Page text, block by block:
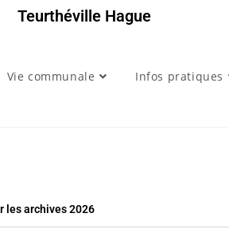
Teurthéville Hague
Vie communale Infos pratiques
les archives 2026